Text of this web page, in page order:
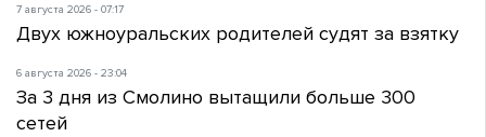
7 августа 2026 - 07:17
Двух южноуральских родителей судят за взятку
6 августа 2026 - 23:04
За 3 дня из Смолино вытащили больше 300
сетей